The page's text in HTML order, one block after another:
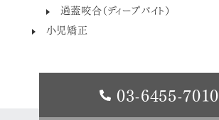
過蓋咬合（ディープバイト）
小児矯正
03-6455-7010